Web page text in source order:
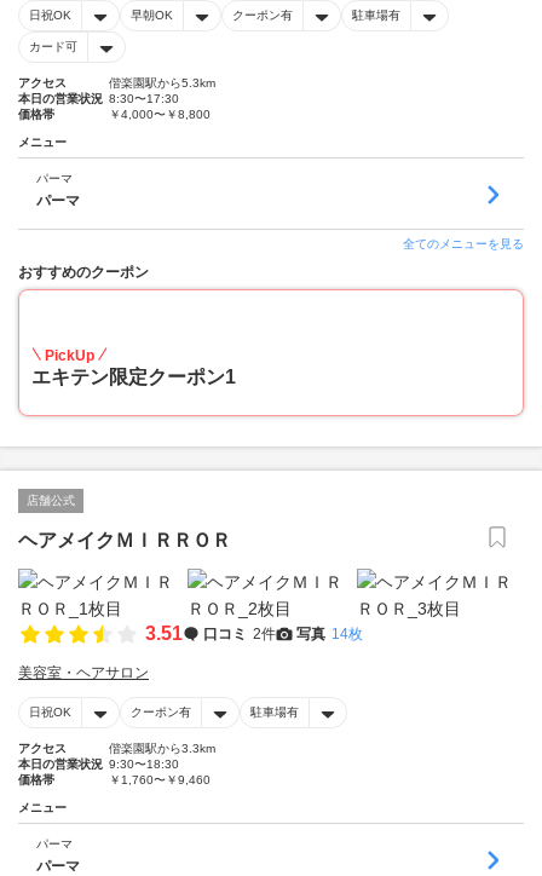
日祝OK 早朝OK クーポン有 駐車場有
カード可
アクセス
偕楽園駅から5.3km
本日の営業状況 8:30〜17:30
価格帯
￥4,000〜￥8,800
メニュー
パーマ
パーマ
全てのメニューを見る
おすすめのクーポン
PickUp
エキテン限定クーポン1
店舗公式
ヘアメイクＭＩＲＲＯＲ
3.51 口コミ 2件 写真 14枚
美容室・ヘアサロン
日祝OK クーポン有 駐車場有
アクセス
偕楽園駅から3.3km
本日の営業状況 9:30〜18:30
価格帯
￥1,760〜￥9,460
メニュー
パーマ
パーマ